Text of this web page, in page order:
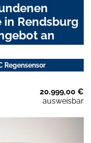
in Rendsburg
an
Regensensor
20.999,00 €
ausweisbar